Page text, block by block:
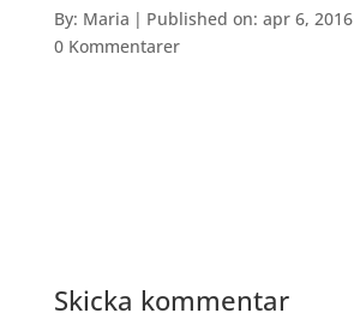
By: Maria | Published on: apr 6, 2016
0 Kommentarer
Skicka kommentar